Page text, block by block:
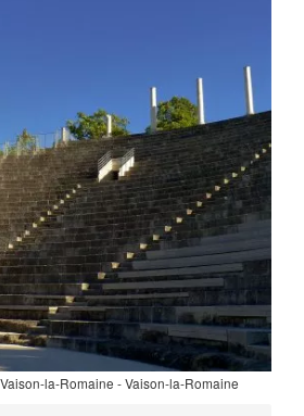
la-Romaine - Vaison-la-Romaine